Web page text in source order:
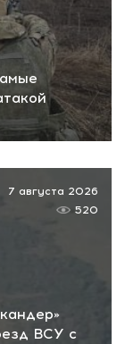
ВСУ с
7 августа 2026
520